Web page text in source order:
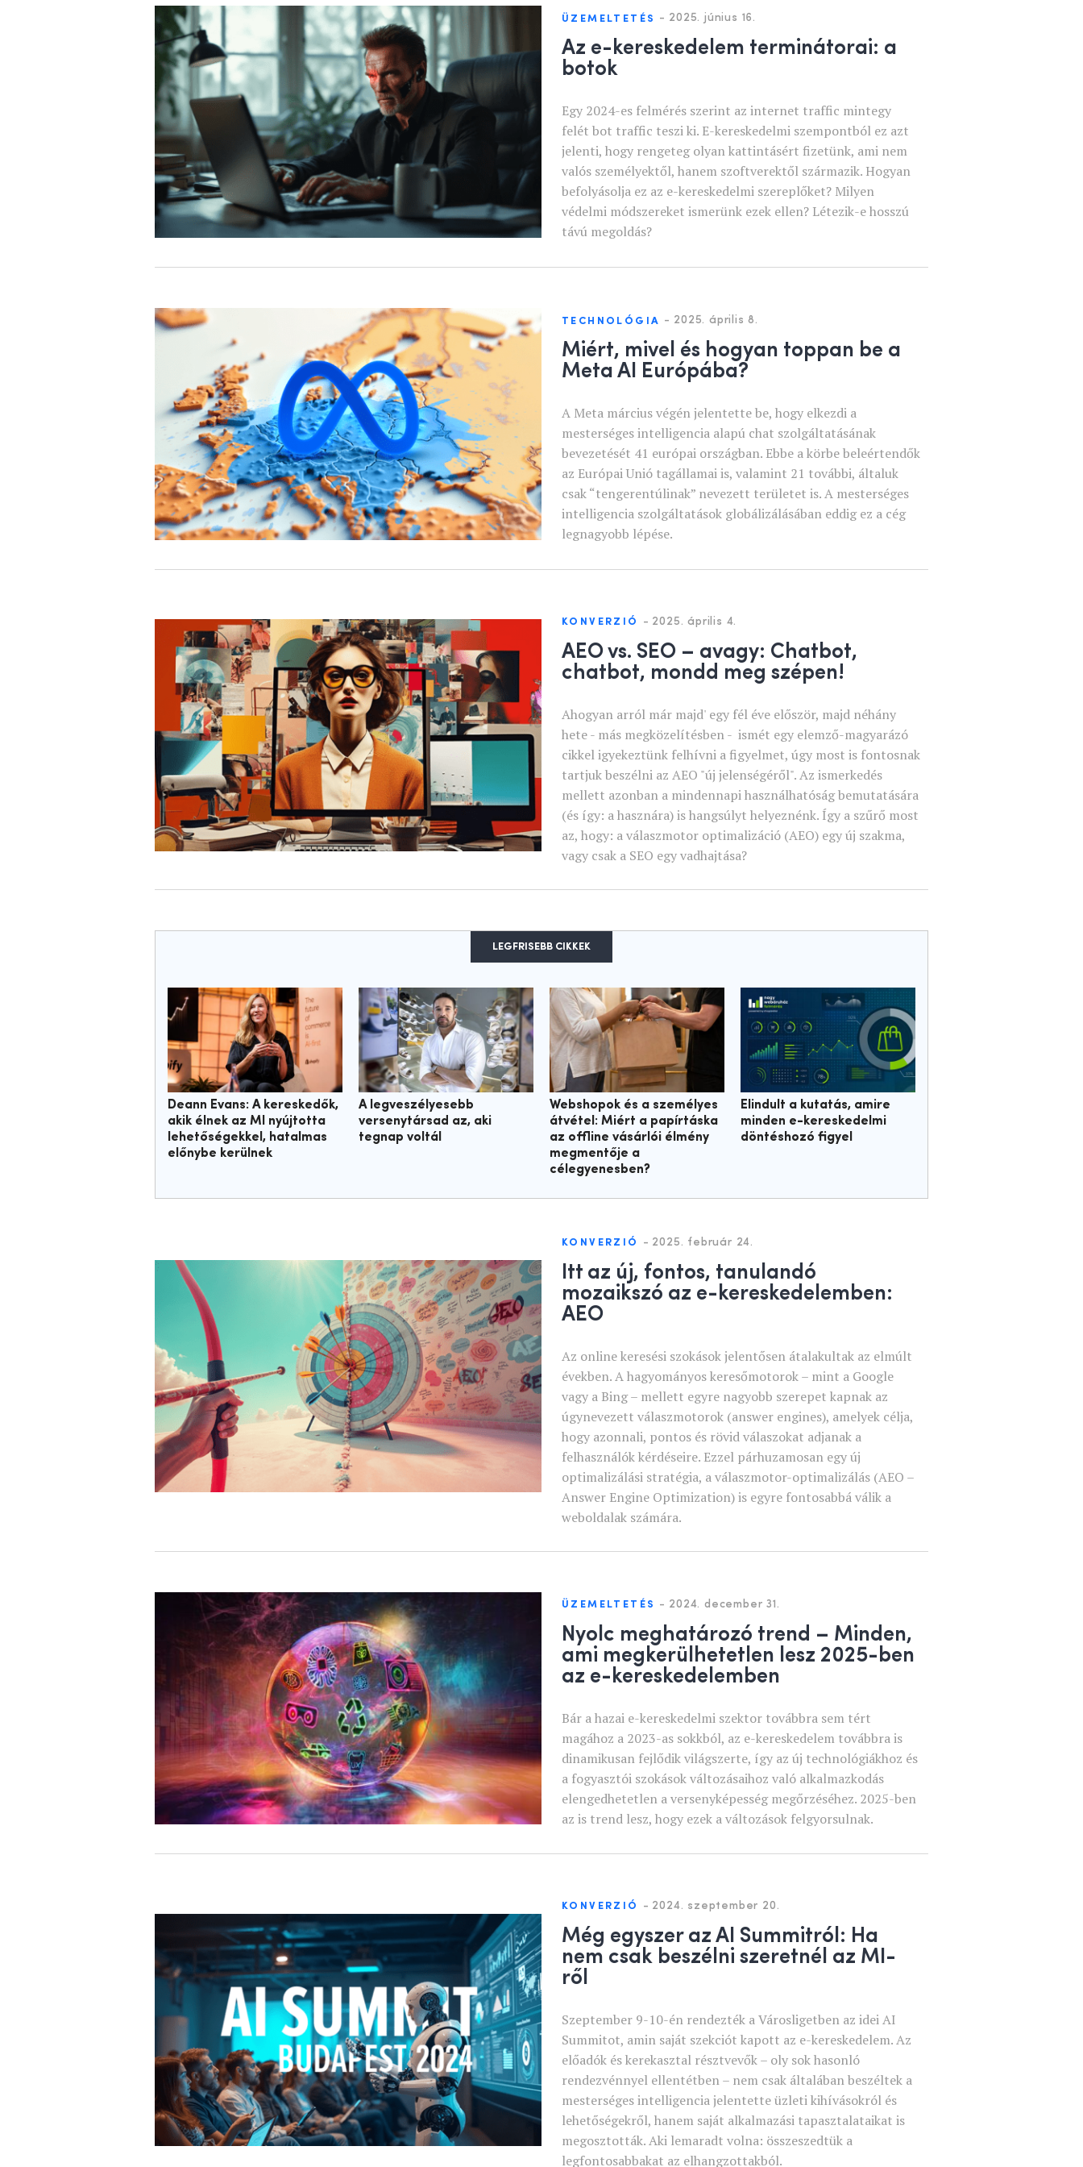
ÜZEMELTETÉS - 2025. június 16.
Az e-kereskedelem terminátorai: a
botok
Egy 2024-es felmérés szerint az internet traffic mintegy
felét bot traffic teszi ki. E-kereskedelmi szempontból ez azt
jelenti, hogy rengeteg olyan kattintásért fizetünk, ami nem
valós személyektől, hanem szoftverektől származik. Hogyan
befolyásolja ez az e-kereskedelmi szereplőket? Milyen
védelmi módszereket ismerünk ezek ellen? Létezik-e hosszú
távú megoldás?
TECHNOLÓGIA - 2025. április 8.
Miért, mivel és hogyan toppan be a
Meta AI Európába?
A Meta március végén jelentette be, hogy elkezdi a
mesterséges intelligencia alapú chat szolgáltatásának
bevezetését 41 európai országban. Ebbe a körbe beleértendők
az Európai Unió tagállamai is, valamint 21 további, általuk
csak “tengerentúlinak” nevezett területet is. A mesterséges
intelligencia szolgáltatások globálizálásában eddig ez a cég
legnagyobb lépése.
KONVERZIÓ - 2025. április 4.
AEO vs. SEO – avagy: Chatbot,
chatbot, mondd meg szépen!
Ahogyan arról már majd' egy fél éve először, majd néhány
hete - más megközelítésben - ismét egy elemző-magyarázó
cikkel igyekeztünk felhívni a figyelmet, úgy most is fontosnak
tartjuk beszélni az AEO "új jelenségéről". Az ismerkedés
mellett azonban a mindennapi használhatóság bemutatására
(és így: a hasznára) is hangsúlyt helyeznénk. Így a szűrő most
az, hogy: a válaszmotor optimalizáció (AEO) egy új szakma,
vagy csak a SEO egy vadhajtása?
LEGFRISEBB CIKKEK
Deann Evans: A kereskedők,
akik élnek az MI nyújtotta
lehetőségekkel, hatalmas
előnybe kerülnek
A legveszélyesebb
versenytársad az, aki
tegnap voltál
Webshopok és a személyes
átvétel: Miért a papírtáska
az offline vásárlói élmény
megmentője a
célegyenesben?
Elindult a kutatás, amire
minden e-kereskedelmi
döntéshozó figyel
KONVERZIÓ - 2025. február 24.
Itt az új, fontos, tanulandó
mozaikszó az e-kereskedelemben:
AEO
Az online keresési szokások jelentősen átalakultak az elmúlt
években. A hagyományos keresőmotorok – mint a Google
vagy a Bing – mellett egyre nagyobb szerepet kapnak az
úgynevezett válaszmotorok (answer engines), amelyek célja,
hogy azonnali, pontos és rövid válaszokat adjanak a
felhasználók kérdéseire. Ezzel párhuzamosan egy új
optimalizálási stratégia, a válaszmotor-optimalizálás (AEO –
Answer Engine Optimization) is egyre fontosabbá válik a
weboldalak számára.
ÜZEMELTETÉS - 2024. december 31.
Nyolc meghatározó trend – Minden,
ami megkerülhetetlen lesz 2025-ben
az e-kereskedelemben
Bár a hazai e-kereskedelmi szektor továbbra sem tért
magához a 2023-as sokkból, az e-kereskedelem továbbra is
dinamikusan fejlődik világszerte, így az új technológiákhoz és
a fogyasztói szokások változásaihoz való alkalmazkodás
elengedhetetlen a versenyképesség megőrzéséhez. 2025-ben
az is trend lesz, hogy ezek a változások felgyorsulnak.
KONVERZIÓ - 2024. szeptember 20.
Még egyszer az AI Summitról: Ha
nem csak beszélni szeretnél az MI-
ről
Szeptember 9-10-én rendezték a Városligetben az idei AI
Summitot, amin saját szekciót kapott az e-kereskedelem. Az
előadók és kerekasztal résztvevők – oly sok hasonló
rendezvénnyel ellentétben – nem csak általában beszéltek a
mesterséges intelligencia jelentette üzleti kihívásokról és
lehetőségekről, hanem saját alkalmazási tapasztalataikat is
megosztották. Aki lemaradt volna: összeszedtük a
legfontosabbakat az elhangzottakból.